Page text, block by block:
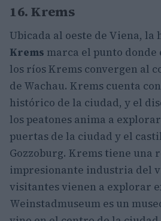
16. Krems
Ubicada al oeste de Viena,
Krems marca el punto donde
los ríos Krems convergen al
de Wachau. Krems cuenta
histórico de la ciudad, y el
los peatones anima a
puertas de la ciudad y el
Gozzoburg. Krems tiene una
impresionante industria del
visitantes vienen a explorar
Weinstadmuseum es un